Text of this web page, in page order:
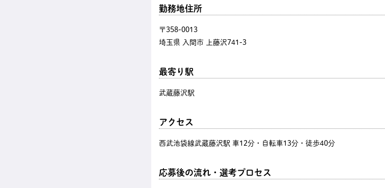
勤務地住所
〒358-0013
埼玉県 入間市 上藤沢741-3
最寄り駅
武蔵藤沢駅
アクセス
西武池袋線武蔵藤沢駅 車12分・自転車13分・徒歩40分
応募後の流れ・選考プロセス